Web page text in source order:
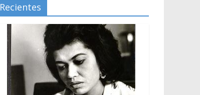
Recientes